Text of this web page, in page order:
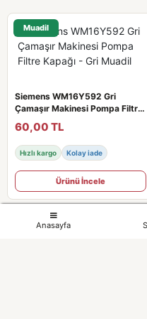
Muadil
Siemens WM16Y592 Gri
Çamaşır Makinesi Pompa Filtre
60,00 TL
Hızlı kargo Kolay iade
Ürünü İncele
Anasayfa